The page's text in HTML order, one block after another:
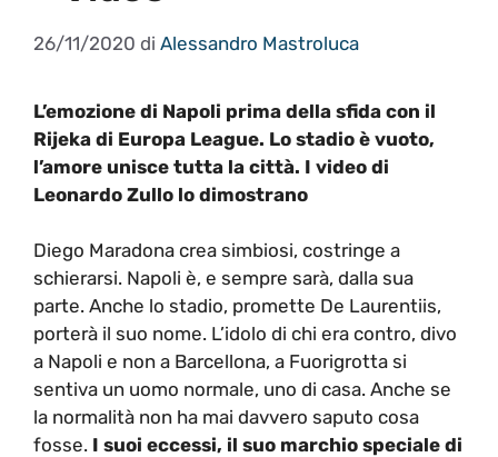
26/11/2020 di Alessandro Mastroluca
L’emozione di Napoli prima della sfida con il
Rijeka di Europa League. Lo stadio è vuoto,
l’amore unisce tutta la città. I video di
Leonardo Zullo lo dimostrano
Diego Maradona crea simbiosi, costringe a
schierarsi. Napoli è, e sempre sarà, dalla sua
parte. Anche lo stadio, promette De Laurentiis,
porterà il suo nome. L’idolo di chi era contro, divo
a Napoli e non a Barcellona, a Fuorigrotta si
sentiva un uomo normale, uno di casa. Anche se
la normalità non ha mai davvero saputo cosa
fosse. I suoi eccessi, il suo marchio speciale di